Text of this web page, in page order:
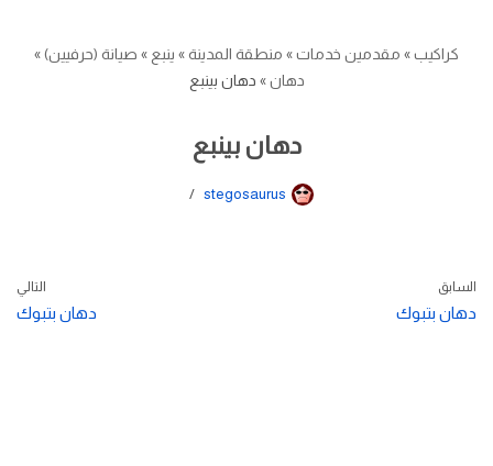
كراكيب» مقدمين خدمات» منطقة المدينة» ينبع » صيانة (حرفيين)»
دهان» دهان بينبع
دهان بينبع
stegosaurus
السابق
دهان بتبوك
التالي
دهان بتبوك